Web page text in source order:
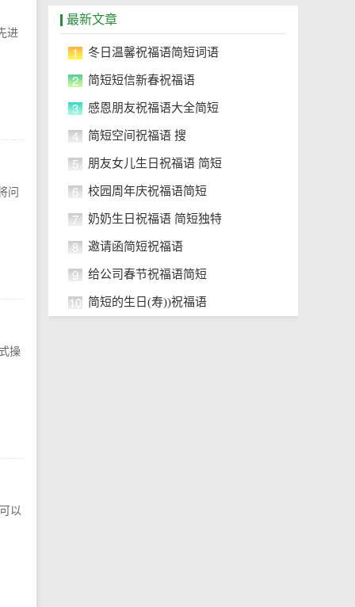
进
问
操
以
最新文章
1 冬日温馨祝福语简短词语
2 简短短信新春祝福语
3 感恩朋友祝福语大全简短
4 简短空间祝福语 搜
5 朋友女儿生日祝福语 简短
6 校园周年庆祝福语简短
7 奶奶生日祝福语 简短独特
8 邀请函简短祝福语
9 给公司春节祝福语简短
10 简短的生日(寿))祝福语